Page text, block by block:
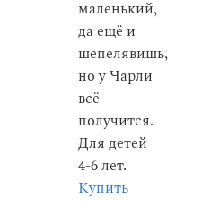
маленький,
да ещё и
шепелявишь,
но у Чарли
всё
получится.
Для детей
4-6 лет.
Купить